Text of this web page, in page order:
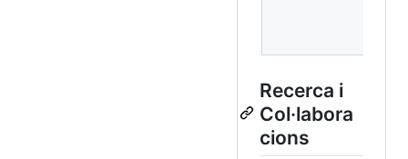
Recerca i
Col·labora
cions